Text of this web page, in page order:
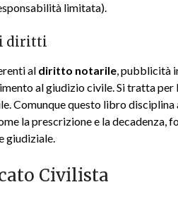
limitata).
diritti
al diritto notarile, pubblicità
al giudizio civile. Si tratta per
Comunque questo libro disciplina
la prescrizione e la decadenza,
giudiziale.
Civilista